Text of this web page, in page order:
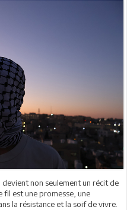
non seulement un récit de
fil est une promesse, une
la résistance et la soif de vivre.